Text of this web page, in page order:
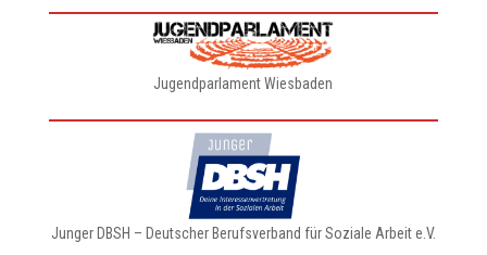
Jugendparlament Wiesbaden
Junger DBSH – Deutscher Berufsverband für Soziale Arbeit e.V.